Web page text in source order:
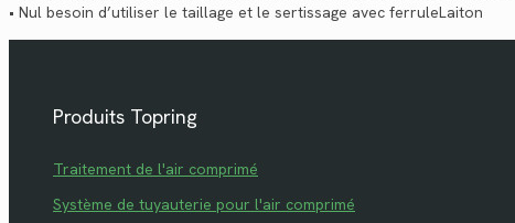
• Nul besoin d’utiliser le taillage et le sertissage avec ferruleLaiton
Produits Topring
Traitement de l'air comprimé
Système de tuyauterie pour l'air comprimé